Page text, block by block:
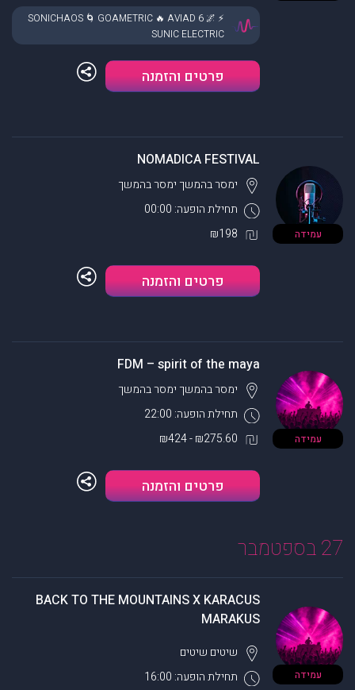
⚡ SONICHAOS 🌀 GOAMETRIC 🔥 AVIAD 6 🌌
SUNIC ELECTRIC
פרטים והזמנה
עמידה
NOMADICA FESTIVAL
תחילת הופעה: 00:00
ימסר בהמשך ימסר בהמשך
₪198
פרטים והזמנה
עמידה
FDM – spirit of the maya
תחילת הופעה: 22:00
ימסר בהמשך ימסר בהמשך
₪275.60 - ₪424
פרטים והזמנה
27 בספטמבר
עמידה
BACK TO THE MOUNTAINS X KARACUS
MARAKUS
תחילת הופעה: 16:00
שיטים שיטים